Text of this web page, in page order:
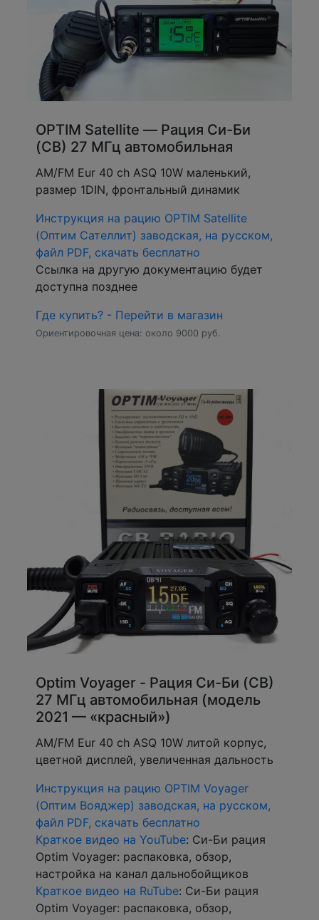
OPTIM Satellite — Рация Си-Би
(CB) 27 МГц автомобильная
AM/FM Eur 40 ch ASQ 10W маленький,
размер 1DIN, фронтальный динамик
Инструкция на рацию OPTIM Satellite
(Оптим Сателлит) заводская, на русском,
файл PDF, скачать бесплатно
Ссылка на другую документацию будет
доступна позднее
Где купить? - Перейти в магазин
Ориентировочная цена: около 9000 руб.
Optim Voyager - Рация Си-Би (CB)
27 МГц автомобильная (модель
2021 — «красный»)
AM/FM Eur 40 ch ASQ 10W литой корпус,
цветной дисплей, увеличенная дальность
Инструкция на рацию OPTIM Voyager
(Оптим Вояджер) заводская, на русском,
файл PDF, скачать бесплатно
Краткое видео на YouTube: Си-Би рация
Optim Voyager: распаковка, обзор,
настройка на канал дальнобойщиков
Краткое видео на RuTube: Си-Би рация
Optim Voyager: распаковка, обзор,